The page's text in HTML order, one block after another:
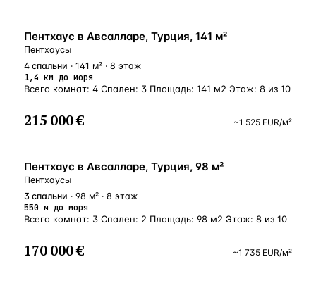
БЛИЗКО К МОРЮ
Пентхаус в Авсалларе, Турция, 141 м²
Пентхаусы
4 спальни · 141 м² · 8 этаж
1,4 км до моря
Всего комнат: 4 Спален: 3 Площадь: 141 м2 Этаж: 8 из 10
215 000 € ~1 525 EUR/м²
БЛИЗКО К МОРЮ
Пентхаус в Авсалларе, Турция, 98 м²
Пентхаусы
3 спальни · 98 м² · 8 этаж
550 м до моря
Всего комнат: 3 Спален: 2 Площадь: 98 м2 Этаж: 8 из 10
170 000 € ~1 735 EUR/м²